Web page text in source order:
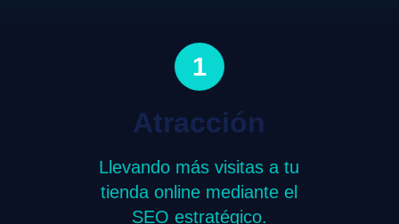
1
Atracción
Llevando más visitas a tu
tienda online mediante el
SEO estratégico.